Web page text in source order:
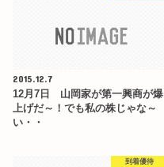
2015.12.7
12月7日 山岡家が第一興商が爆
上げだ～！でも私の株じゃな～
い・・
到着優待